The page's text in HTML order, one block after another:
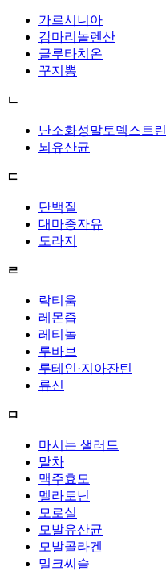
가르시니아
감마리놀렌산
글루타치온
꾸지뽕
ㄴ
난소화성말토덱스트린
뇌유산균
ㄷ
단백질
대마종자유
도라지
ㄹ
락티움
레몬즙
레티놀
루바브
루테인·지아잔틴
류신
ㅁ
마시는 샐러드
말차
맥주효모
멜라토닌
모로실
모발유산균
모발콜라겐
밀크씨슬